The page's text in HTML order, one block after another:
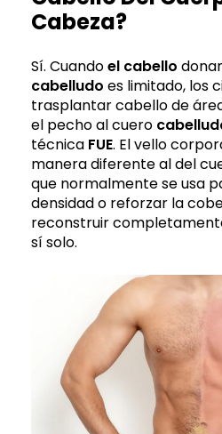
Cabeza?
Sí. Cuandoel cabello
cabelludo es limitado, los
trasplantar cabello de
el pecho al cuero
técnica FUE. El vello
manera diferente al del
que normalmente se usa
densidad o reforzar la
reconstruir
sí solo.